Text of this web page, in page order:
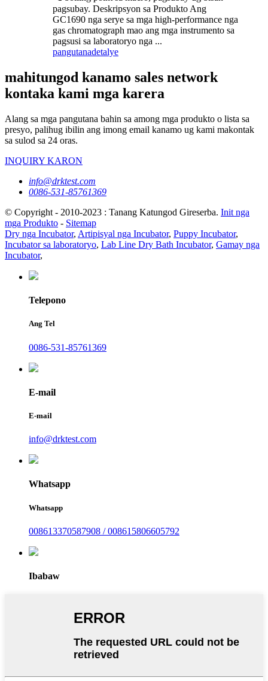
pagsubay. Deskripsyon sa Produkto Ang
GC1690 nga serye sa mga high-performance nga
gas chromatograph mao ang mga instrumento sa
pagsusi sa laboratoryo nga ...
pangutanadetalye
mahitungod kanamo sales network
kontaka kami mga karera
Alang sa mga pangutana bahin sa among mga produkto o lista sa
presyo, palihug ibilin ang imong email kanamo ug kami makontak
sa sulod sa 24 oras.
INQUIRY KARON
info@drktest.com
0086-531-85761369
© Copyright - 2010-2023 : Tanang Katungod Gireserba. Init nga
mga Produkto - Sitemap
Dry nga Incubator, Artipisyal nga Incubator, Puppy Incubator,
Incubator sa laboratoryo, Lab Line Dry Bath Incubator, Gamay nga
Incubator,
Telepono
Ang Tel
0086-531-85761369
E-mail
E-mail
info@drktest.com
Whatsapp
Whatsapp
008613370587908 / 008615806605792
Ibabaw